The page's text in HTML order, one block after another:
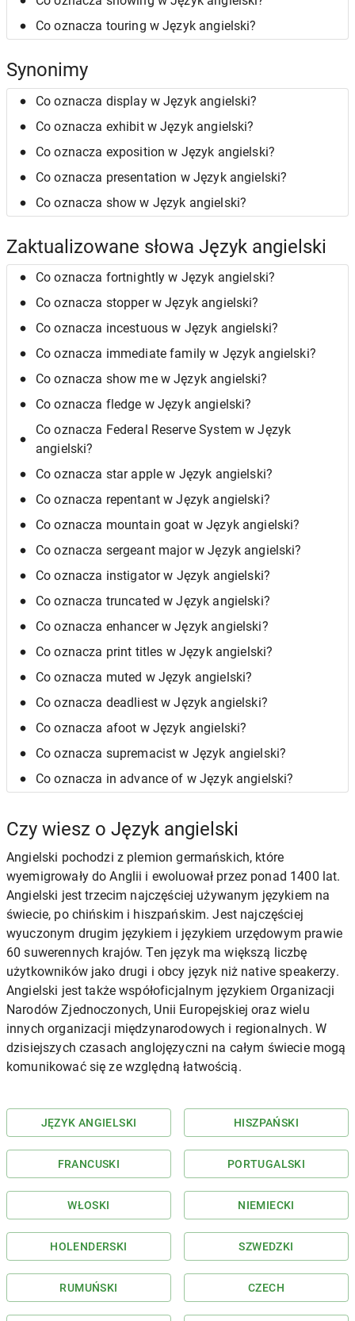
Co oznacza touring w Język angielski?
Synonimy
Co oznacza display w Język angielski?
Co oznacza exhibit w Język angielski?
Co oznacza exposition w Język angielski?
Co oznacza presentation w Język angielski?
Co oznacza show w Język angielski?
Zaktualizowane słowa Język angielski
Co oznacza fortnightly w Język angielski?
Co oznacza stopper w Język angielski?
Co oznacza incestuous w Język angielski?
Co oznacza immediate family w Język angielski?
Co oznacza show me w Język angielski?
Co oznacza fledge w Język angielski?
Co oznacza Federal Reserve System w Język
angielski?
Co oznacza star apple w Język angielski?
Co oznacza repentant w Język angielski?
Co oznacza mountain goat w Język angielski?
Co oznacza sergeant major w Język angielski?
Co oznacza instigator w Język angielski?
Co oznacza truncated w Język angielski?
Co oznacza enhancer w Język angielski?
Co oznacza print titles w Język angielski?
Co oznacza muted w Język angielski?
Co oznacza deadliest w Język angielski?
Co oznacza afoot w Język angielski?
Co oznacza supremacist w Język angielski?
Co oznacza in advance of w Język angielski?
Czy wiesz o Język angielski
Angielski pochodzi z plemion germańskich, które
wyemigrowały do Anglii i ewoluował przez ponad 1400 lat.
Angielski jest trzecim najczęściej używanym językiem na
świecie, po chińskim i hiszpańskim. Jest najczęściej
wyuczonym drugim językiem i językiem urzędowym prawie
60 suwerennych krajów. Ten język ma większą liczbę
użytkowników jako drugi i obcy język niż native speakerzy.
Angielski jest także współoficjalnym językiem Organizacji
Narodów Zjednoczonych, Unii Europejskiej oraz wielu
innych organizacji międzynarodowych i regionalnych. W
dzisiejszych czasach anglojęzyczni na całym świecie mogą
komunikować się ze względną łatwością.
JĘZYK ANGIELSKI HISZPAŃSKI
FRANCUSKI PORTUGALSKI
WŁOSKI NIEMIECKI
HOLENDERSKI SZWEDZKI
RUMUŃSKI CZECH